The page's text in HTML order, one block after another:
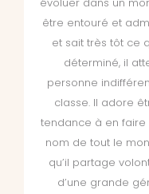
évoluer dans un
être entouré et
et sait très tôt ce
déterminé, il
personne
classe. Il adore
tendance à en
nom de tout le
qu’il partage
d’une grande